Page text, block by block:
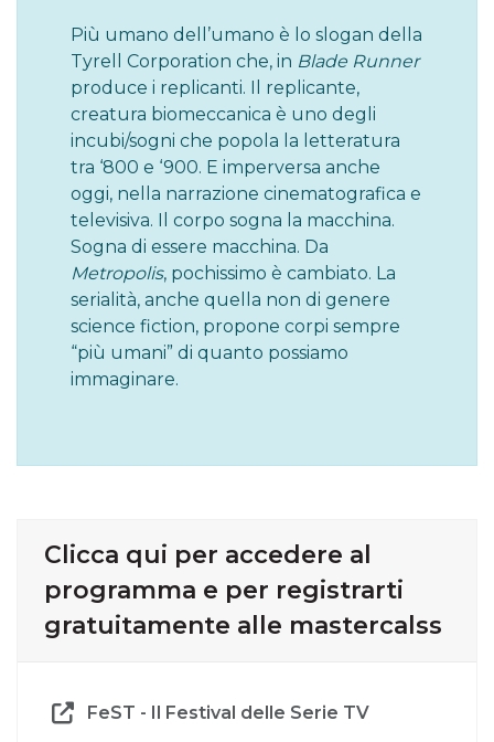
Più umano dell’umano è lo slogan della
Tyrell Corporation che, in Blade Runner
produce i replicanti. Il replicante,
creatura biomeccanica è uno degli
incubi/sogni che popola la letteratura
tra ‘800 e ‘900. E imperversa anche
oggi, nella narrazione cinematografica e
televisiva. Il corpo sogna la macchina.
Sogna di essere macchina. Da
Metropolis, pochissimo è cambiato. La
serialità, anche quella non di genere
science fiction, propone corpi sempre
“più umani” di quanto possiamo
immaginare.
Clicca qui per accedere al
programma e per registrarti
gratuitamente alle mastercalss
FeST - Il Festival delle Serie TV